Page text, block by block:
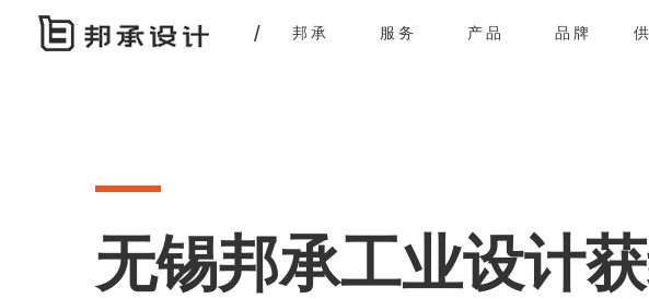
邦承 服务 产品 品牌
无锡邦承工业设计